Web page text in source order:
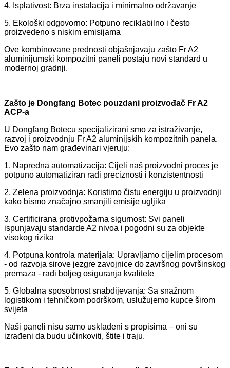
4. Isplativost: Brza instalacija i minimalno održavanje
5. Ekološki odgovorno: Potpuno reciklabilno i često
proizvedeno s niskim emisijama
Ove kombinovane prednosti objašnjavaju zašto Fr A2
aluminijumski kompozitni paneli postaju novi standard u
modernoj gradnji.
Zašto je Dongfang Botec pouzdani proizvođač Fr A2
ACP-a
U Dongfang Botecu specijalizirani smo za istraživanje,
razvoj i proizvodnju Fr A2 aluminijskih kompozitnih panela.
Evo zašto nam građevinari vjeruju:
1. Napredna automatizacija: Cijeli naš proizvodni proces je
potpuno automatiziran radi preciznosti i konzistentnosti
2. Zelena proizvodnja: Koristimo čistu energiju u proizvodnji
kako bismo značajno smanjili emisije ugljika
3. Certificirana protivpožarna sigurnost: Svi paneli
ispunjavaju standarde A2 nivoa i pogodni su za objekte
visokog rizika
4. Potpuna kontrola materijala: Upravljamo cijelim procesom
- od razvoja sirove jezgre zavojnice do završnog površinskog
premaza - radi boljeg osiguranja kvalitete
5. Globalna sposobnost snabdijevanja: Sa snažnom
logistikom i tehničkom podrškom, uslužujemo kupce širom
svijeta
Naši paneli nisu samo usklađeni s propisima – oni su
izrađeni da budu učinkoviti, štite i traju.